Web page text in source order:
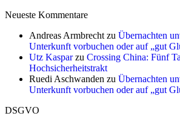
Neueste Kommentare
Andreas Armbrecht zu Übernachten
Unterkunft vorbuchen oder auf „gut
Utz Kasparzu Crossing China: Fünf
Hochsicherheitstrakt
Ruedi Aschwanden zu Übernachten
Unterkunft vorbuchen oder auf „gut
DSGVO